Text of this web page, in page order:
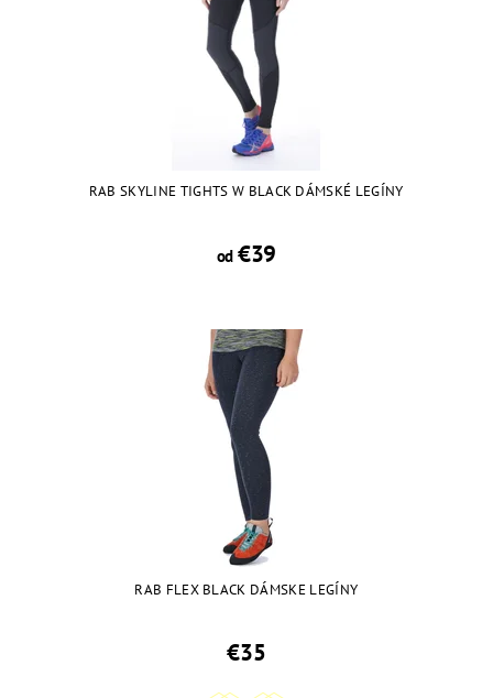
RAB SKYLINE TIGHTS W BLACK DÁMSKÉ LEGÍNY
od€39
RAB FLEX BLACK DÁMSKE LEGÍNY
€35